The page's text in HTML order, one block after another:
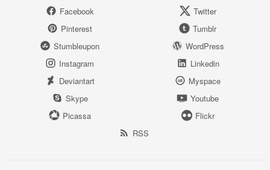
Facebook
Twitter
Pinterest
Tumblr
Stumbleupon
WordPress
Instagram
Linkedin
Deviantart
Myspace
Skype
Youtube
Picassa
Flickr
RSS